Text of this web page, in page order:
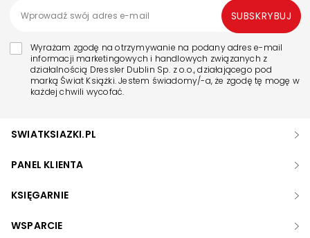
Wyrażam zgodę na otrzymywanie na podany adres e-mail
informacji marketingowych i handlowych związanych z
działalnością Dressler Dublin Sp. z o.o., działającego pod
marką Świat Książki. Jestem świadomy/-a, że zgodę tę mogę w
każdej chwili wycofać.
SUBSKRYBUJ
SWIATKSIAZKI.PL
PANEL KLIENTA
KSIĘGARNIE
WSPARCIE